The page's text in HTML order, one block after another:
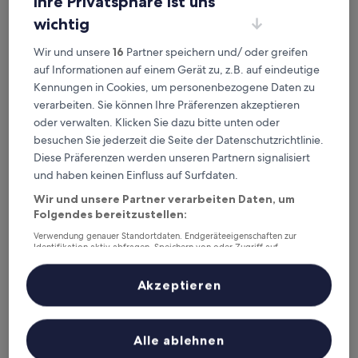
Hotel Deutsche Eiche
Hotel Deutsche Eiche
3.5-
Sterne-
Unterkunft
Gärtnerplatz, 0,4 km von Straßenbahnhaltestelle
Müllerstraße entfernt
9.4
von
10,
(1.003
beträgt
19. Aug.–20. Aug.
Platzl Hotel
wichtig
Wir und unsere16 Partner speichern und/ oder greifen
auf Informationen auf einem Gerät zu, z.B. auf eindeutige
Kennungen in Cookies, um personenbezogene Daten zu
verarbeiten. Sie können Ihre Präferenzen akzeptieren
oder verwalten. Klicken Sie dazu bitte unten oder
besuchen Sie jederzeit die Seite der Datenschutzrichtlinie.
Diese Präferenzen werden unseren Partnern signalisiert
und haben keinen Einfluss auf Surfdaten.
Wir und unsere Partner verarbeiten Daten, um
Folgendes bereitzustellen:
Verwendung genauer Standortdaten. Endgeräteeigenschaften zur
Identifikation aktiv abfragen. Speichern von oder Zugriff auf
Inhalte, Messung von Werbeleistung und der Performance von Inhalten,
Zielgruppenforschung sowie Entwicklung und Verbesserung von
Liste der Partner (Lieferanten)
Alle ablehnen
Akzeptieren